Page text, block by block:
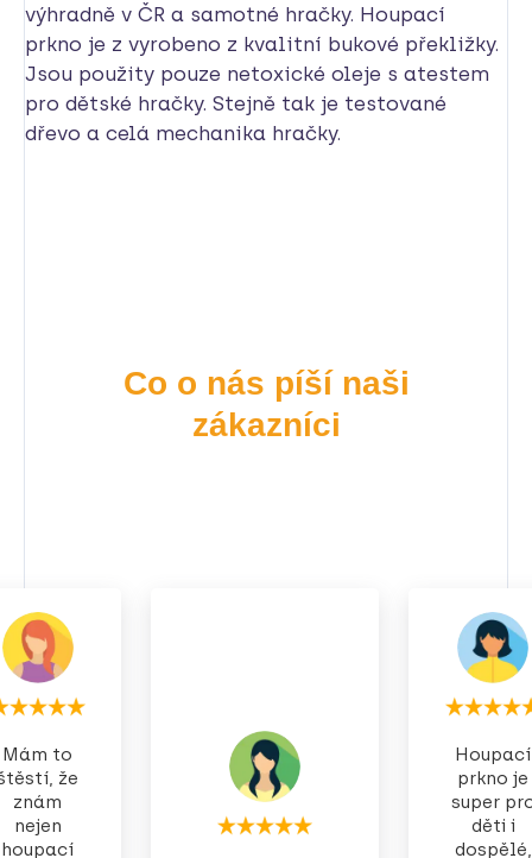
výhradně v ČR a samotné hračky. Houpací
prkno je z vyrobeno z kvalitní bukové překližky.
Jsou použity pouze netoxické oleje s atestem
pro dětské hračky. Stejně tak je testované
dřevo a celá mechanika hračky.
Co o nás píší naši
zákazníci
Mám to
že
znám
nejen
houpací
Houpací
prkno je
super
děti i
dospělé,